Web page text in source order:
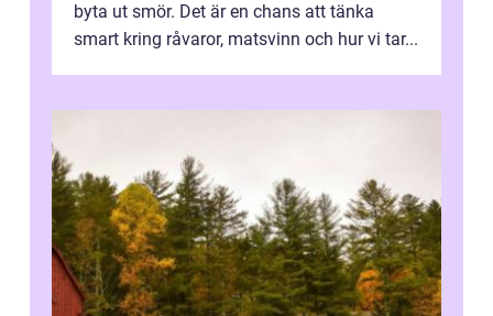
byta ut smör. Det är en chans att tänka
smart kring råvaror, matsvinn och hur vi tar...